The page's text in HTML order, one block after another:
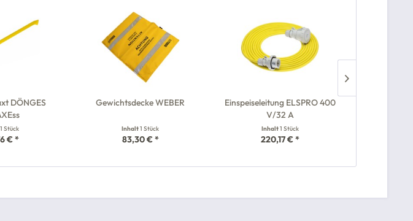
DÖNGES
1 Stück
€ *
Gewichtsdecke WEBER
Inhalt1 Stück
83,30 € *
Einspeiseleitung ELSPRO 400
V/32 A
Inhalt1 Stück
220,17 € *